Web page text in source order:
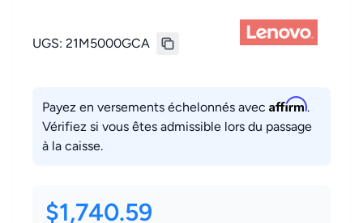
UGS: 21M5000GCA
Payez en versements échelonnés avec Affirm.
Vérifiez si vous êtes admissible lors du passage
à la caisse.
$1,740.59